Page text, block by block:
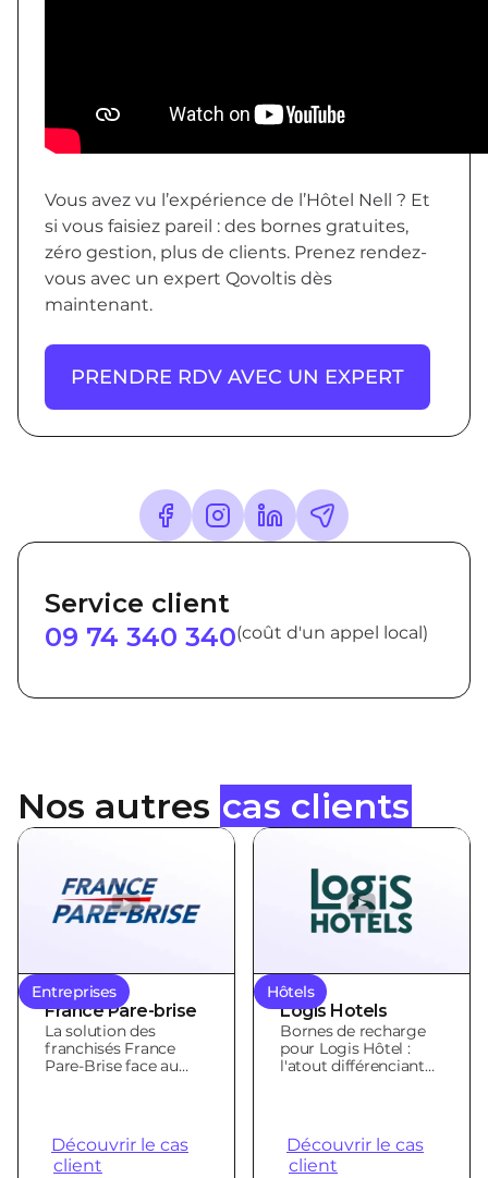
Vous avez vu l’expérience de l’Hôtel Nell ? Et
si vous faisiez pareil : des bornes gratuites,
zéro gestion, plus de clients. Prenez rendez-
vous avec un expert Qovoltis dès
maintenant.
PRENDRE RDV AVEC UN EXPERT
Service client
09 74 340 340(coût d'un appel local)
Nos autres cas clients
Entreprises
France Pare-brise
La solution des
franchisés France
Pare-Brise face au
Découvrir le cas
client
Hôtels
Logis Hotels
Bornes de recharge
pour Logis Hôtel :
l'atout différenciant
Découvrir le cas
client